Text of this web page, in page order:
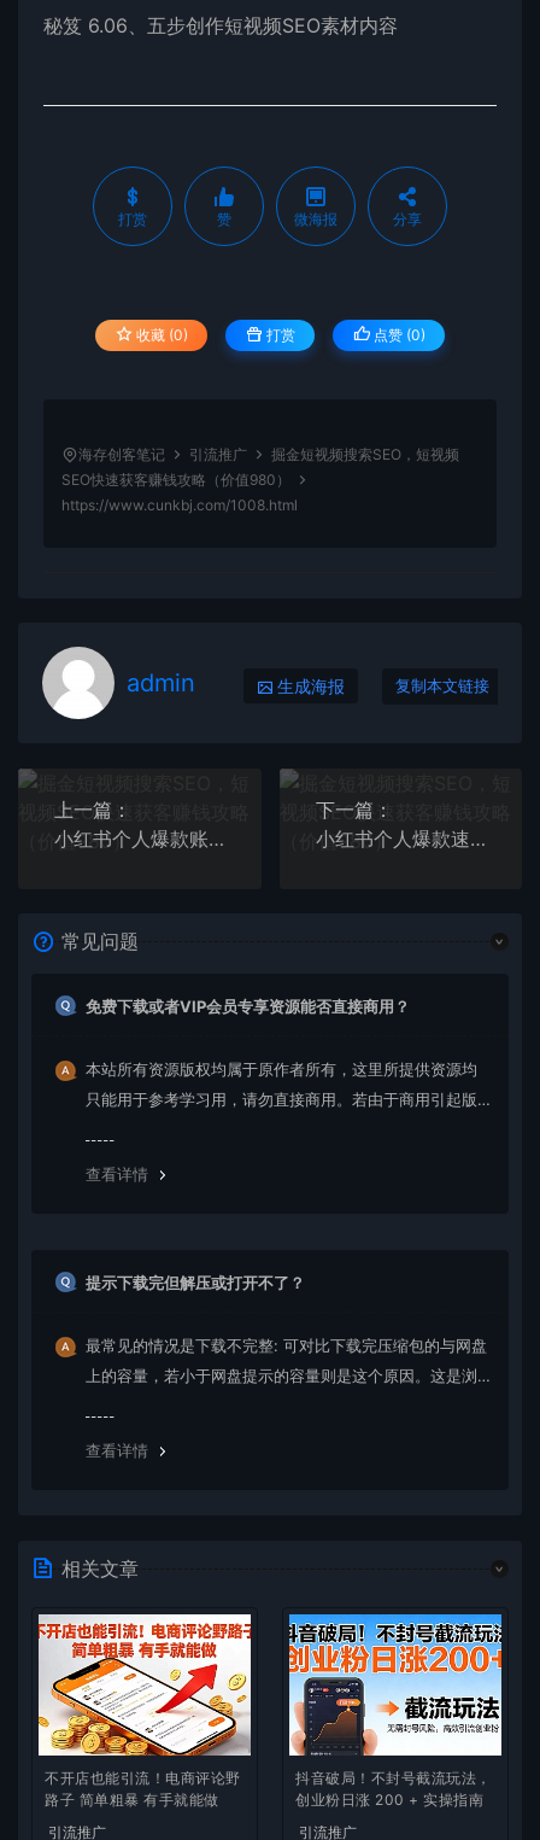
秘笈 6.06、五步创作短视频SEO素材内容
打赏 赞 微海报 分享
收藏 (0) 打赏 点赞 (0)
海存创客笔记 引流推广
掘金短视频搜索SEO，短视频
SEO快速获客赚钱攻略（价值980）
https://www.cunkbj.com/1008.html
admin 生成海报 复制本文链接
上一篇：
小红书个人爆款账号速成秘籍，爆款打造、10000+粉丝引流秘诀（价值599）
下一篇：
小红书个人爆款速成秘籍 教你从0-1打造有价值 能赚钱的账号（原价599）
常见问题
免费下载或者VIP会员专享资源能否直接商用？
本站所有资源版权均属于原作者所有，这里所提供资源均
只能用于参考学习用，请勿直接商用。若由于商用引起版
查看详情
提示下载完但解压或打开不了？
最常见的情况是下载不完整: 可对比下载完压缩包的与网盘
上的容量，若小于网盘提示的容量则是这个原因。这是浏
查看详情
相关文章
不开店也能引流！电商评论野
路子 简单粗暴 有手就能做
引流推广
抖音破局！不封号截流玩法，
创业粉日涨 200 + 实操指南
引流推广